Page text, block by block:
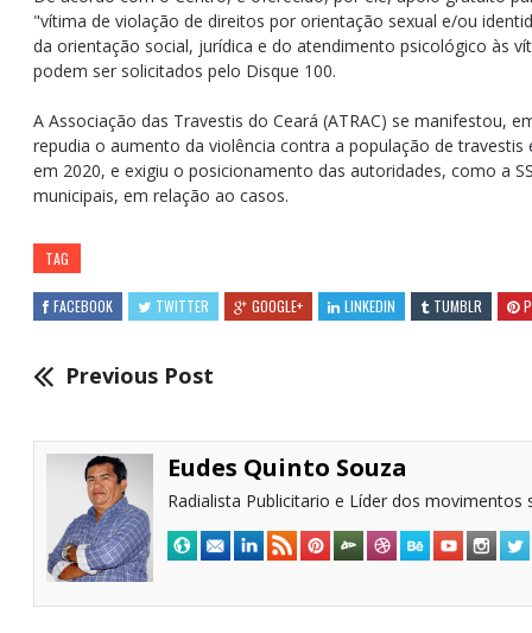
"vítima de violação de direitos por orientação sexual e/ou
da orientação social, jurídica e do atendimento psicológico às
podem ser solicitados pelo Disque 100.
A Associação das Travestis do Ceará (ATRAC) se manifestou,
repudia o aumento da violência contra a população de travestis
em 2020, e exigiu o posicionamento das autoridades, como a
municipais, em relação ao casos.
TAG
FACEBOOK TWITTER GOOGLE+ LINKEDIN TUMBLR
Previous Post
Eudes Quinto Souza
Radialista Publicitario e Líder dos movimentos